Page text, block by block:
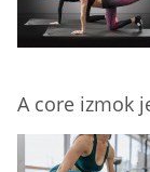
A core izmok